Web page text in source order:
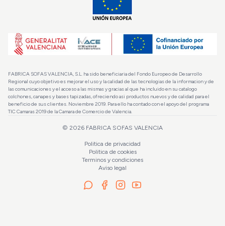
FABRICA SOFAS VALENCIA, S.L. ha sido beneficiaria del Fondo Europeo de Desarrollo
Regional cuyo objetivo es mejorar el uso y la calidad de las tecnologias de la informacion y de
las comunicaciones y el acceso a las mismas y gracias al que ha incluido en su catalogo
colchones, canapes y bases tapizadas, ofreciendo asi productos nuevos y de calidad para el
beneficio de sus clientes. Noviembre 2019. Para ello ha contado con el apoyo del programa
TIC Camaras 2019 de la Camara de Comercio de Valencia.
© 2026 FABRICA SOFAS VALENCIA
Politica de privacidad
Politica de cookies
Terminos y condiciones
Aviso legal